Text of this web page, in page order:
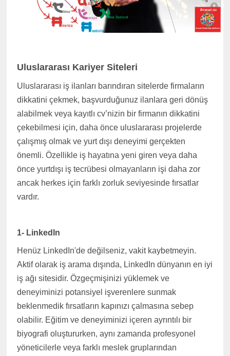
Uluslararası Kariyer Siteleri
Uluslararası iş ilanları barındıran sitelerde firmaların
dikkatini çekmek, başvurduğunuz ilanlara geri dönüş
alabilmek veya kayıtlı cv’nizin bir firmanın dikkatini
çekebilmesi için, daha önce uluslararası projelerde
çalışmış olmak ve yurt dışı deneyimi gerçekten
önemli. Özellikle iş hayatına yeni giren veya daha
önce yurtdışı iş tecrübesi olmayanların işi daha zor
ancak herkes için farklı zorluk seviyesinde fırsatlar
vardır.
1- LinkedIn
Henüz LinkedIn'de değilseniz, vakit kaybetmeyin.
Aktif olarak iş arama dışında, LinkedIn dünyanın en iyi
iş ağı sitesidir. Özgeçmişinizi yüklemek ve
deneyiminizi potansiyel işverenlere sunmak
beklenmedik fırsatların kapınızı çalmasına sebep
olabilir. Eğitim ve deneyiminizi içeren ayrıntılı bir
biyografi oluştururken, aynı zamanda profesyonel
yöneticilerle veya farklı meslek gruplarından